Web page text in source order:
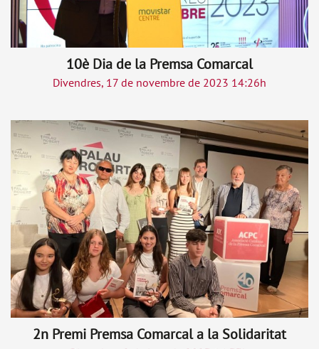
10è Dia de la Premsa Comarcal
Divendres, 17 de novembre de 2023 14:26h
2n Premi Premsa Comarcal a la Solidaritat